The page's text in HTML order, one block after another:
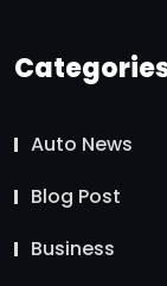
Auto News
Blog Post
Business